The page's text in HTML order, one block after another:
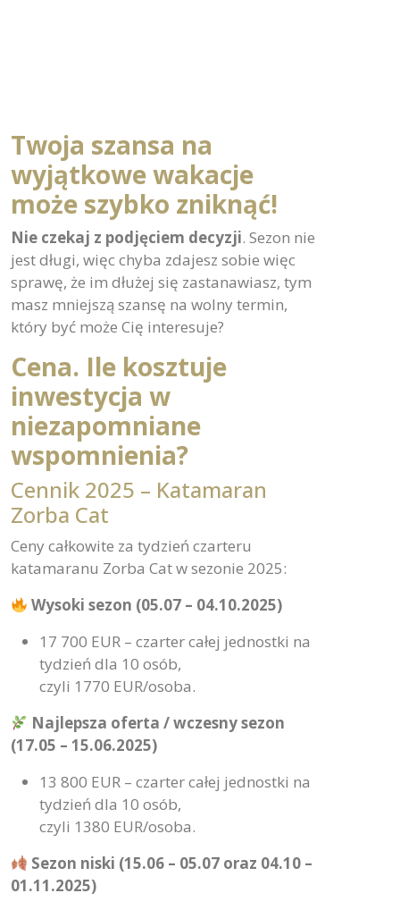
Twoja szansa na
wyjątkowe wakacje
może szybko zniknąć!
Nie czekaj z podjęciem decyzji. Sezon nie
jest długi, więc chyba zdajesz sobie więc
sprawę, że im dłużej się zastanawiasz, tym
masz mniejszą szansę na wolny termin,
który być może Cię interesuje?
Cena. Ile kosztuje
inwestycja w
niezapomniane
wspomnienia?
Cennik 2025 – Katamaran
Zorba Cat
Ceny całkowite za tydzień czarteru
katamaranu Zorba Cat w sezonie 2025:
Wysoki sezon (05.07 – 04.10.2025)
17 700 EUR – czarter całej jednostki na
tydzień dla 10 osób,
czyli 1770 EUR/osoba.
Najlepsza oferta / wczesny sezon
(17.05 – 15.06.2025)
13 800 EUR – czarter całej jednostki na
tydzień dla 10 osób,
czyli 1380 EUR/osoba.
Sezon niski (15.06 – 05.07 oraz 04.10 –
01.11.2025)